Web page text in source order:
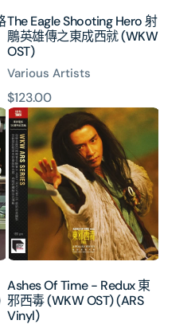
東
成
西
就
(WKW
OST)
The Eagle Shooting Hero 射
鵰英雄傳之東成西就 (WKW
OST)
Various Artists
原
價
$123.00
Ashes
Of
Time
-
Redux
東
邪
西
毒
OST)
(ARS
Ashes Of Time - Redux 東
邪西毒 (WKW OST) (ARS
Vinyl)